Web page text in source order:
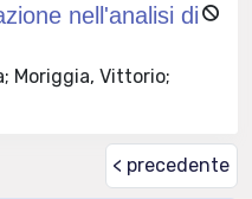
nell'analisi di
Moriggia, Vittorio;
< precedente